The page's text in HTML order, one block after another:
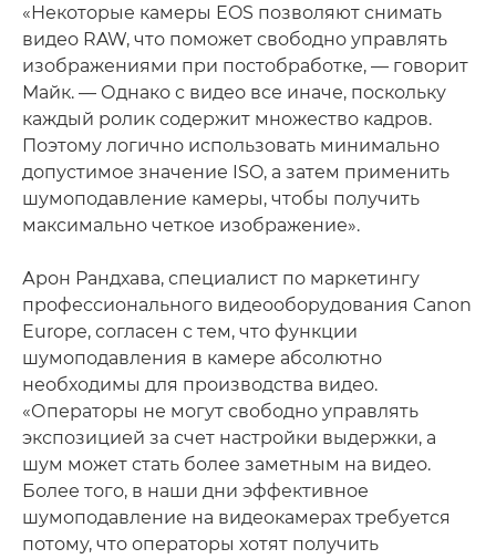
«Некоторые камеры EOS позволяют снимать
видео RAW, что поможет свободно управлять
изображениями при постобработке, — говорит
Майк. — Однако с видео все иначе, поскольку
каждый ролик содержит множество кадров.
Поэтому логично использовать минимально
допустимое значение ISO, а затем применить
шумоподавление камеры, чтобы получить
максимально четкое изображение».
Арон Рандхава, специалист по маркетингу
профессионального видеооборудования Canon
Europe, согласен с тем, что функции
шумоподавления в камере абсолютно
необходимы для производства видео.
«Операторы не могут свободно управлять
экспозицией за счет настройки выдержки, а
шум может стать более заметным на видео.
Более того, в наши дни эффективное
шумоподавление на видеокамерах требуется
потому, что операторы хотят получить